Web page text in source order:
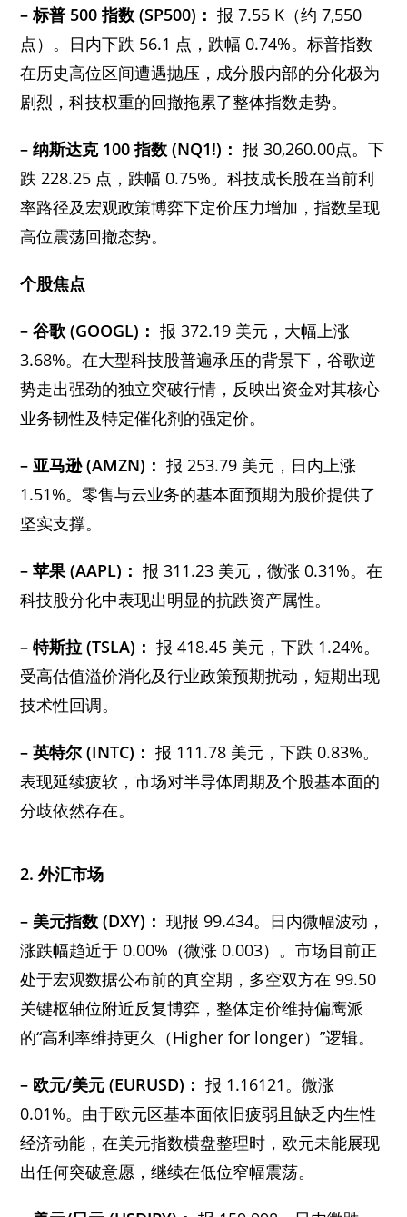
– 标普 500 指数 (SP500)：报 7.55 K（约 7,550
点）。日内下跌 56.1 点，跌幅 0.74%。标普指数
在历史高位区间遭遇抛压，成分股内部的分化极为
剧烈，科技权重的回撤拖累了整体指数走势。
– 纳斯达克 100 指数 (NQ1!)： 报 30,260.00点。下
跌 228.25 点，跌幅 0.75%。科技成长股在当前利
率路径及宏观政策博弈下定价压力增加，指数呈现
高位震荡回撤态势。
个股焦点
– 谷歌 (GOOGL)： 报 372.19 美元，大幅上涨
3.68%。在大型科技股普遍承压的背景下，谷歌逆
势走出强劲的独立突破行情，反映出资金对其核心
业务韧性及特定催化剂的强定价。
– 亚马逊 (AMZN)：报 253.79 美元，日内上涨
1.51%。零售与云业务的基本面预期为股价提供了
坚实支撑。
– 苹果 (AAPL)： 报 311.23 美元，微涨 0.31%。在
科技股分化中表现出明显的抗跌资产属性。
– 特斯拉 (TSLA)： 报 418.45 美元，下跌 1.24%。
受高估值溢价消化及行业政策预期扰动，短期出现
技术性回调。
– 英特尔 (INTC)： 报 111.78 美元，下跌 0.83%。
表现延续疲软，市场对半导体周期及个股基本面的
分歧依然存在。
2. 外汇市场
– 美元指数 (DXY)： 现报 99.434。日内微幅波动，
涨跌幅趋近于 0.00%（微涨 0.003）。市场目前正
处于宏观数据公布前的真空期，多空双方在 99.50
关键枢轴位附近反复博弈，整体定价维持偏鹰派
的“高利率维持更久（Higher for longer）”逻辑。
– 欧元/美元 (EURUSD)： 报 1.16121。微涨
0.01%。由于欧元区基本面依旧疲弱且缺乏内生性
经济动能，在美元指数横盘整理时，欧元未能展现
出任何突破意愿，继续在低位窄幅震荡。